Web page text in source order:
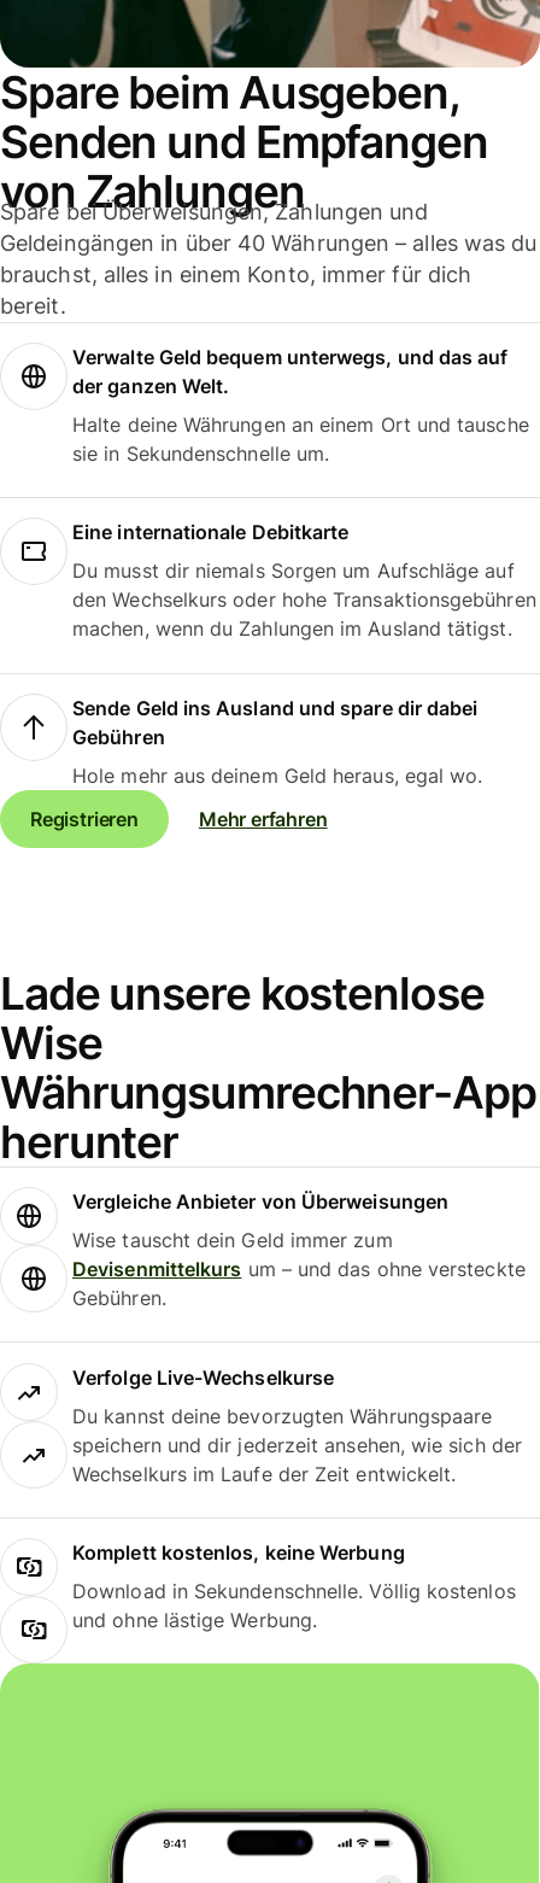
Spare beim Ausgeben,
Senden und Empfangen
von Zahlungen
Spare bei Überweisungen, Zahlungen und
Geldeingängen in über 40 Währungen – alles was du
brauchst, alles in einem Konto, immer für dich
bereit.
Verwalte Geld bequem unterwegs, und das auf
der ganzen Welt.
Halte deine Währungen an einem Ort und tausche
sie in Sekundenschnelle um.
Eine internationale Debitkarte
Du musst dir niemals Sorgen um Aufschläge auf
den Wechselkurs oder hohe Transaktionsgebühren
machen, wenn du Zahlungen im Ausland tätigst.
Sende Geld ins Ausland und spare dir dabei
Gebühren
Hole mehr aus deinem Geld heraus, egal wo.
Registrieren
Mehr erfahren
Lade unsere kostenlose
Wise
Währungsumrechner-App
herunter
Vergleiche Anbieter von Überweisungen
Wise tauscht dein Geld immer zum
Devisenmittelkurs um – und das ohne versteckte
Gebühren.
Verfolge Live-Wechselkurse
Du kannst deine bevorzugten Währungspaare
speichern und dir jederzeit ansehen, wie sich der
Wechselkurs im Laufe der Zeit entwickelt.
Komplett kostenlos, keine Werbung
Download in Sekundenschnelle. Völlig kostenlos
und ohne lästige Werbung.